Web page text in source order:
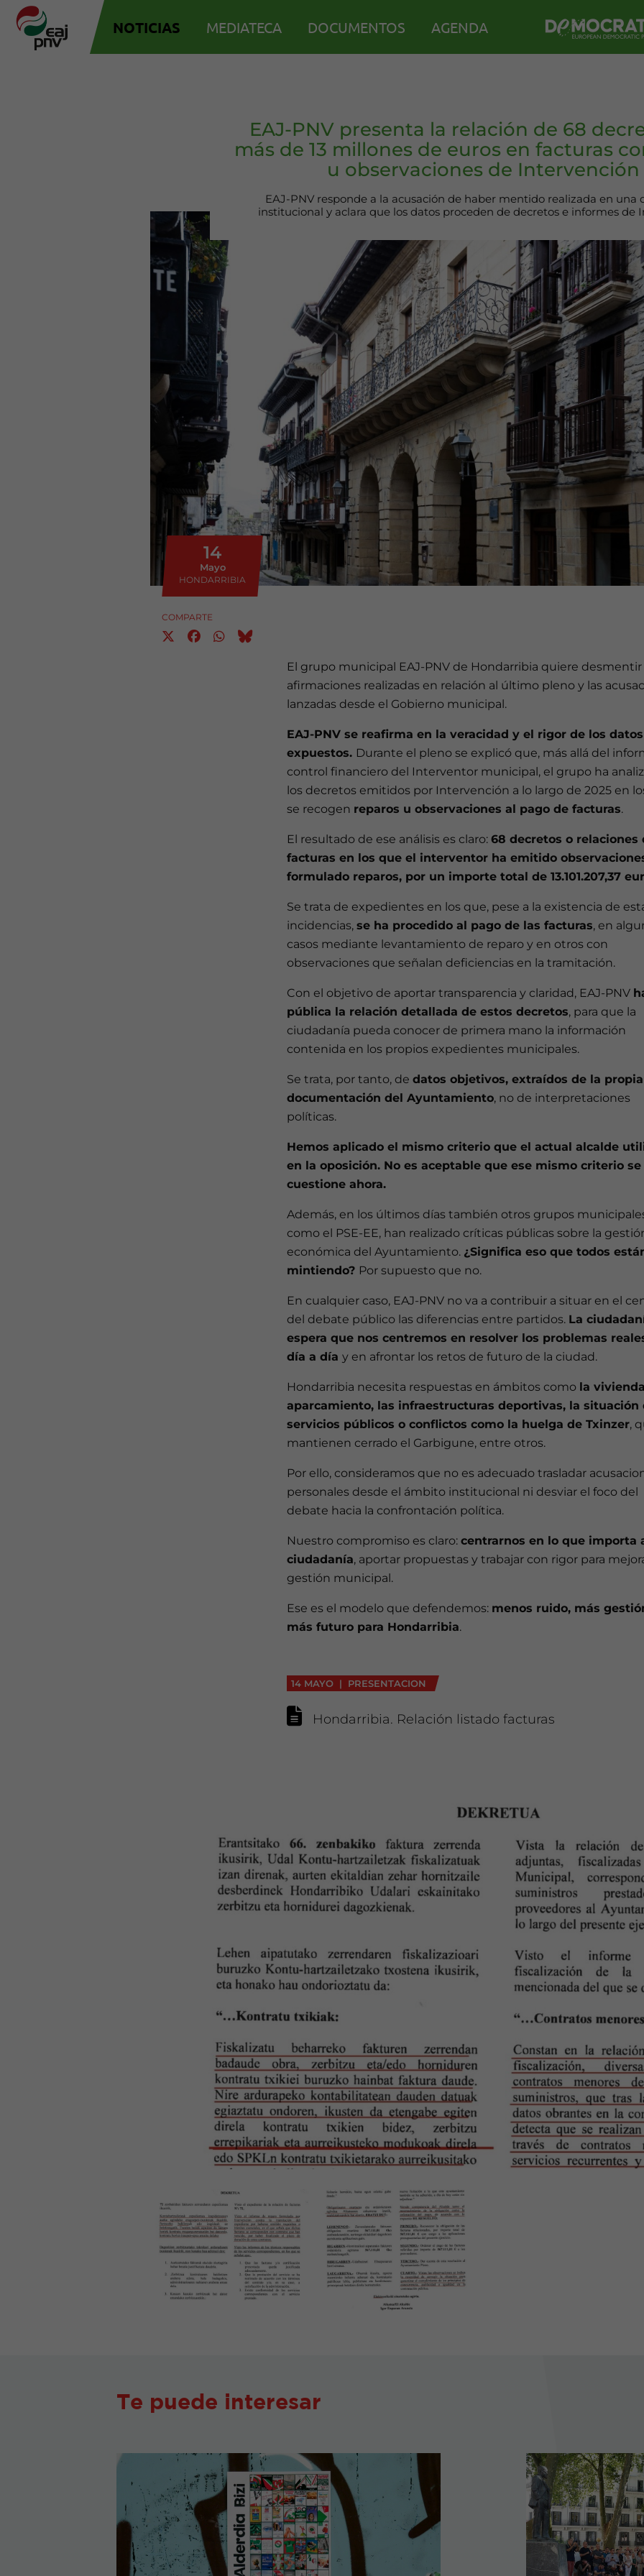
NOTICIAS MEDIATECA DOCUMENTOS AGENDA
EAJ-PNV presenta la relación de 68
más de 13 millones de euros en facturas
u observaciones de Intervención
EAJ-PNV responde a la acusación de haber mentido realizada en una
institucional y aclara que los datos proceden de decretos e informes de
14
Mayo
HONDARRIBIA
COMPARTE
El grupo municipal EAJ-PNV de Hondarribia quiere desmentir
afirmaciones realizadas en relación al último pleno y las
lanzadas desde el Gobierno municipal.
EAJ-PNV se reafirma en la veracidad y el rigor de los datos
expuestos. Durante el pleno se explicó que, más allá del
control financiero del Interventor municipal, el grupo ha
los decretos emitidos por Intervención a lo largo de 2025 en
se recogen reparos u observaciones al pago de facturas.
El resultado de ese análisis es claro: 68 decretos o relaciones
facturas en los que el interventor ha emitido
formulado reparos, por un importe total de 13.101.207,37
Se trata de expedientes en los que, pese a la existencia de
incidencias, se ha procedido al pago de las facturas, en
casos mediante levantamiento de reparo y en otros con
observaciones que señalan deficiencias en la tramitación.
Con el objetivo de aportar transparencia y claridad, EAJ-PNV
pública la relación detallada de estos decretos, para que la
ciudadanía pueda conocer de primera mano la información
contenida en los propios expedientes municipales.
Se trata, por tanto, de datos objetivos, extraídos de la propia
documentación del Ayuntamiento, no de interpretaciones
políticas.
Hemos aplicado el mismo criterio que el actual alcalde
en la oposición. No es aceptable que ese mismo criterio se
cuestione ahora.
Además, en los últimos días también otros grupos
como el PSE-EE, han realizado críticas públicas sobre la
económica del Ayuntamiento. ¿Significa eso que todos
mintiendo? Por supuesto que no.
En cualquier caso, EAJ-PNV no va a contribuir a situar en el
del debate público las diferencias entre partidos. La
espera que nos centremos en resolver los problemas
día a día y en afrontar los retos de futuro de la ciudad.
Hondarribia necesita respuestas en ámbitos como la
aparcamiento, las infraestructuras deportivas, la situación
servicios públicos o conflictos como la huelga de Txinzer,
mantienen cerrado el Garbigune, entre otros.
Por ello, consideramos que no es adecuado trasladar
personales desde el ámbito institucional ni desviar el foco del
debate hacia la confrontación política.
Nuestro compromiso es claro: centrarnos en lo que importa
ciudadanía, aportar propuestas y trabajar con rigor para
gestión municipal.
Ese es el modelo que defendemos: menos ruido, más
más futuro para Hondarribia.
14 MAYO | PRESENTACION
Hondarribia. Relación listado facturas
Te puede interesar